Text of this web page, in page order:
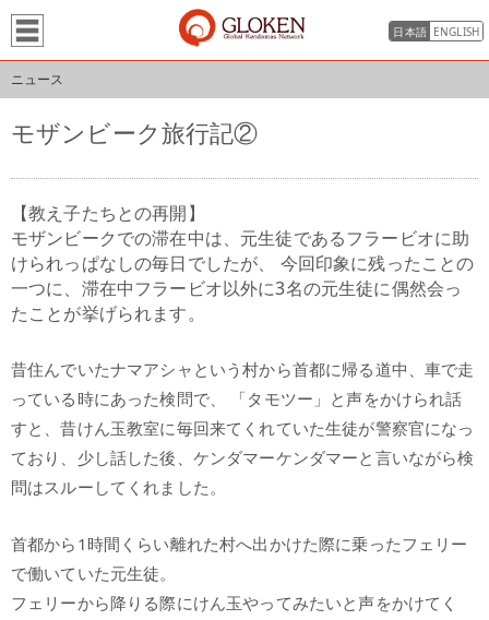
日本語 ENGLISH
ニュース
モザンビーク旅行記②
【教え子たちとの再開】
モザンビークでの滞在中は、元生徒であるフラービオに助
けられっぱなしの毎日でしたが、 今回印象に残ったことの
一つに、滞在中フラービオ以外に3名の元生徒に偶然会っ
たことが挙げられます。
昔住んでいたナマアシャという村から首都に帰る道中、車で走
っている時にあった検問で、 「タモツー」と声をかけられ話
すと、昔けん玉教室に毎回来てくれていた生徒が警察官になっ
ており、少し話した後、ケンダマーケンダマーと言いながら検
問はスルーしてくれました。
首都から1時間くらい離れた村へ出かけた際に乗ったフェリー
で働いていた元生徒。
フェリーから降りる際にけん玉やってみたいと声をかけてく